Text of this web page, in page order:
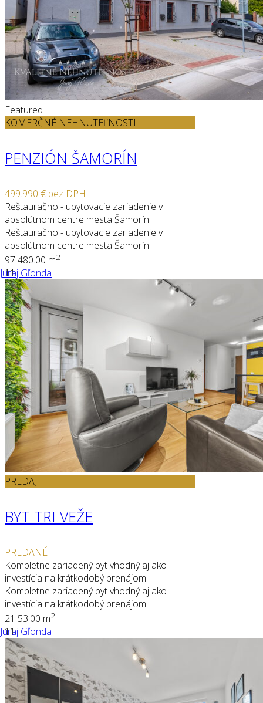
Featured
KOMERČNÉ NEHNUTEĽNOSTI
PENZIÓN ŠAMORÍN
499.990 € bez DPH
Reštauračno - ubytovacie zariadenie v
absolútnom centre mesta Šamorín
Reštauračno - ubytovacie zariadenie v
absolútnom centre mesta Šamorín
97 480.00 m2
Juraj Gľonda
11
PREDAJ
BYT TRI VEŽE
PREDANÉ
Kompletne zariadený byt vhodný aj ako
investícia na krátkodobý prenájom
Kompletne zariadený byt vhodný aj ako
investícia na krátkodobý prenájom
21 53.00 m2
Juraj Gľonda
11